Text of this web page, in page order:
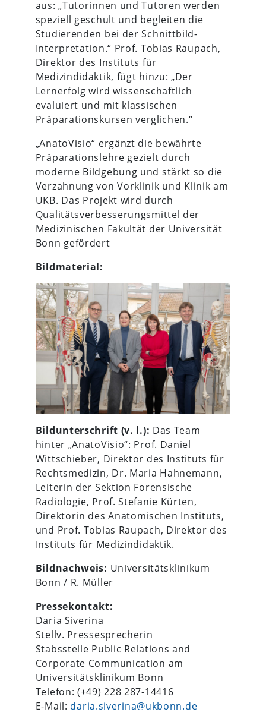
aus: „Tutorinnen und Tutoren werden
speziell geschult und begleiten die
Studierenden bei der Schnittbild-
Interpretation.“ Prof. Tobias Raupach,
Direktor des Instituts für
Medizindidaktik, fügt hinzu: „Der
Lernerfolg wird wissenschaftlich
evaluiert und mit klassischen
Präparationskursen verglichen.“
„AnatoVisio“ ergänzt die bewährte
Präparationslehre gezielt durch
moderne Bildgebung und stärkt so die
Verzahnung von Vorklinik und Klinik am
UKB. Das Projekt wird durch
Qualitätsverbesserungsmittel der
Medizinischen Fakultät der Universität
Bonn gefördert
Bildmaterial:
Bildunterschrift (v. l.): Das Team
hinter „AnatoVisio“: Prof. Daniel
Wittschieber, Direktor des Instituts für
Rechtsmedizin, Dr. Maria Hahnemann,
Leiterin der Sektion Forensische
Radiologie, Prof. Stefanie Kürten,
Direktorin des Anatomischen Instituts,
und Prof. Tobias Raupach, Direktor des
Instituts für Medizindidaktik.
Bildnachweis: Universitätsklinikum
Bonn / R. Müller
Pressekontakt:
Daria Siverina
Stellv. Pressesprecherin
Stabsstelle Public Relations and
Corporate Communication am
Universitätsklinikum Bonn
Telefon: (+49) 228 287-14416
E-Mail: daria.siverina@ukbonn.de